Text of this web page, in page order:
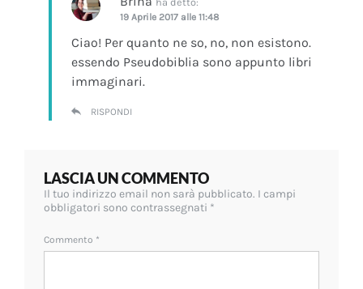
19 Aprile 2017 alle 11:48
Ciao! Per quanto ne so, no, non esistono.
essendo Pseudobiblia sono appunto libri
immaginari.
RISPONDI
LASCIA UN COMMENTO
Il tuo indirizzo email non sarà pubblicato. I campi
obbligatori sono contrassegnati *
Commento *